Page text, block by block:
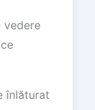
vedere
înlăturat